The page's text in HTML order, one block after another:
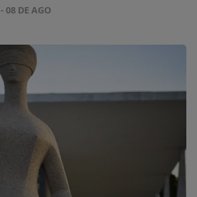
- 08 DE AGO